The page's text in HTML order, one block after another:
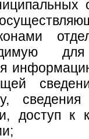
для
доступ к